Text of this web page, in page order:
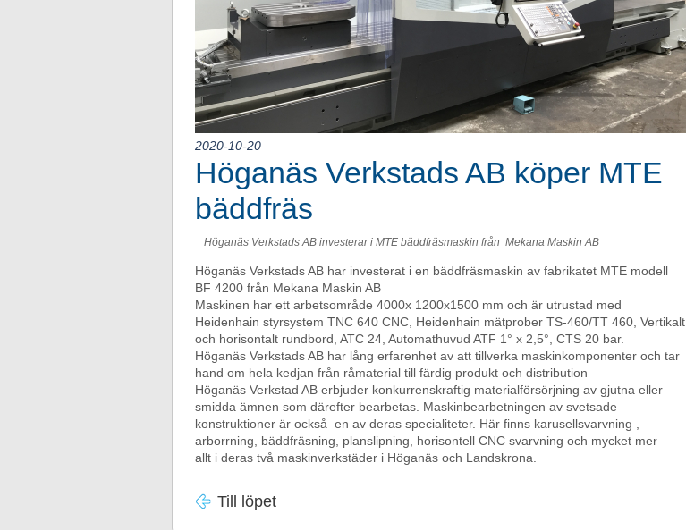
2020-10-20
Höganäs Verkstads AB köper MTE
bäddfräs
Höganäs Verkstads AB investerar i MTE bäddfräsmaskin från Mekana Maskin AB
Höganäs Verkstads AB har investerat i en bäddfräsmaskin av fabrikatet MTE modell
BF 4200 från Mekana Maskin AB
Maskinen har ett arbetsområde 4000x 1200x1500 mm och är utrustad med
Heidenhain styrsystem TNC 640 CNC, Heidenhain mätprober TS-460/TT 460, Vertikalt
och horisontalt rundbord, ATC 24, Automathuvud ATF 1° x 2,5°, CTS 20 bar.
Höganäs Verkstads AB har lång erfarenhet av att tillverka maskinkomponenter och tar
hand om hela kedjan från råmaterial till färdig produkt och distribution
Höganäs Verkstad AB erbjuder konkurrenskraftig materialförsörjning av gjutna eller
smidda ämnen som därefter bearbetas. Maskinbearbetningen av svetsade
konstruktioner är också en av deras specialiteter. Här finns karusellsvarvning ,
arborrning, bäddfräsning, planslipning, horisontell CNC svarvning och mycket mer –
allt i deras två maskinverkstäder i Höganäs och Landskrona.
Till löpet